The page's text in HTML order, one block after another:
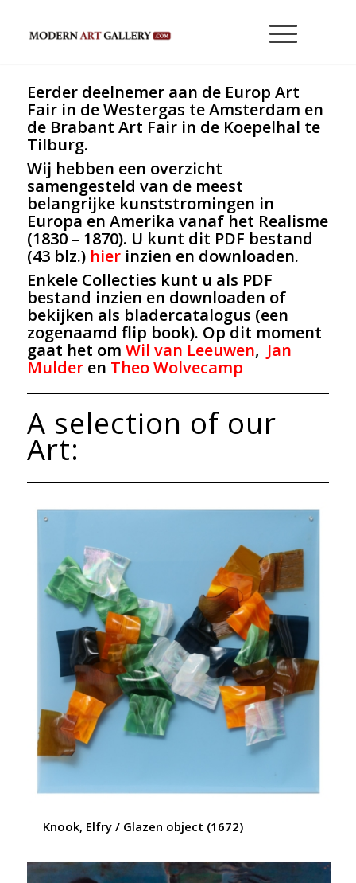
Eerder deelnemer aan de Europ Art
Fair in de Westergas te Amsterdam en
de Brabant Art Fair in de Koepelhal te
Tilburg.
Wij hebben een overzicht
samengesteld van de meest
belangrijke kunststromingen in
Europa en Amerika vanaf het Realisme
(1830 – 1870). U kunt dit PDF bestand
(43 blz.) hierinzien en downloaden.
Enkele Collecties kunt u als PDF
bestand inzien en downloaden of
bekijken als bladercatalogus (een
zogenaamd flip book). Op dit moment
gaat het om Wil van Leeuwen, Jan
Mulderen Theo Wolvecamp
A selection of our
Art:
Knook, Elfry / Glazen object (1672)